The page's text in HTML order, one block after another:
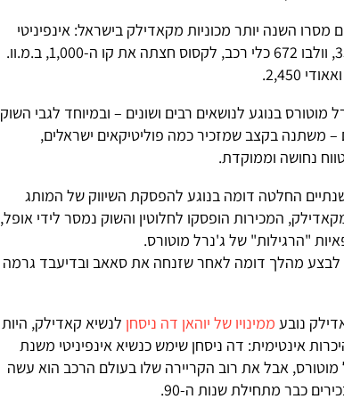
מסרו השנה יותר מכוניות מקאדילק בישראל: אינפיניטי
מסרה 283 מכוניות, אלפא-רומיאו 330, וולבו 672 כלי רכב, לקסוס חצתה את קו ה-1,000, ב.מ.וו.
בנוגע לנושאים רבים ושונים – ובמיוחד לגבי השוק
משתנה בקצב שמזכיר כמה פוליטיקאים ישראלים,
נחושה וממוקדת.
החלטה דומה בנוגע להפסקת השיווק של המותג
המכירות הופסקו לחלוטין והשוק נמסר לידי אופל,
"הרגילות" של ג'נרל מוטורס.
לבצע מהלך דומה לאחר שזנחה את סאאב ובדיעבד גרמה
נובע ממינויו של יוהאן דה ניסחן לנשיא קאדילק, היות
אינטימית: דה ניסחן שימש כנשיא אינפיניטי משנת
מוטורס, אבל את רוב הקריירה שלו בעולם הרכב הוא עשה
כבר מתחילת שנות ה-90.